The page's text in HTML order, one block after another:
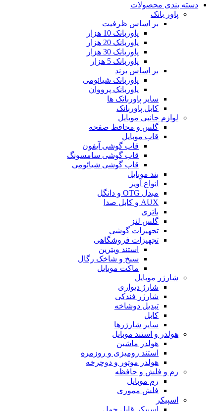
دسته بندی محصولات
پاور بانک
بر اساس ظرفیت
پاوربانک 10 هزار
پاوربانک 20 هزار
پاوربانک 30 هزار
پاوربانک 5 هزار
بر اساس برند
پاوربانک شیائومی
پاوربانک پرووان
سایر پاوربانک ها
کابل پاوربانک
لوازم جانبی موبایل
گلس و محافظ صفحه
قاب موبایل
قاب گوشی آیفون
قاب گوشی سامسونگ
قاب گوشی شیائومی
بند موبایل
انواع آویز
مبدل OTG و دانگل
AUX و کابل صدا
باتری
گلس لنز
تجهیزات گوشی
تجهیزات فروشگاهی
استند ویترین
سیخ و شاخک رگال
ماکت موبایل
شارژر موبایل
شارژ دیواری
شارژر فندکی
تبدیل دوشاخه
کابل
سایر شارژرها
هولدر و استند موبایل
هولدر ماشین
استند رومیزی و روزمره
هولدر موتور و دوچرخه
رم و فلش و حافظه
رم موبایل
فلش مموری
اسپیکر